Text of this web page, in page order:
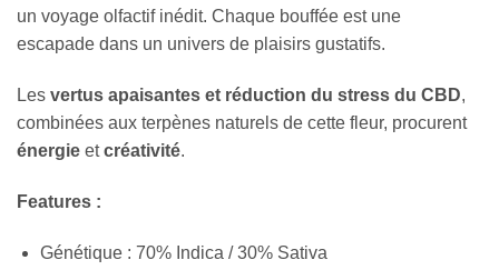
un voyage olfactif inédit. Chaque bouffée est une
escapade dans un univers de plaisirs gustatifs.
Les vertus apaisantes et réduction du stress du CBD,
combinées aux terpènes naturels de cette fleur, procurent
énergie etcréativité.
Features :
Génétique : 70% Indica / 30% Sativa